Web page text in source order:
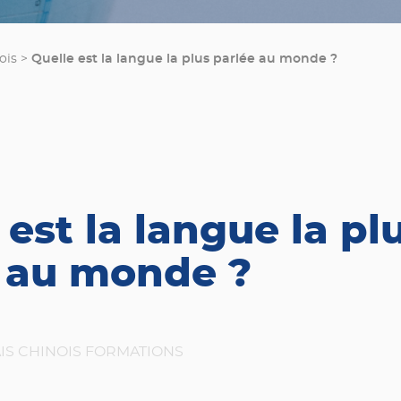
> Quelle est la langue la plus parlée au monde ?
est la langue la
monde ?
CHINOIS FORMATIONS